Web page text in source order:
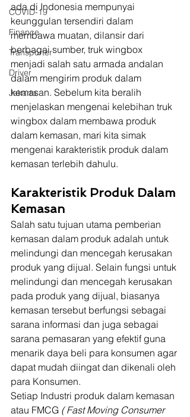
COVID-19
Finance
Transporter
Driver
Jakarta
ada di Indonesia mempunyai
keunggulan tersendiri dalam
membawa muatan, dilansir dari
berbagai sumber, truk wingbox
menjadi salah satu armada andalan
dalam mengirim produk dalam
kemasan. Sebelum kita beralih
menjelaskan mengenai kelebihan truk
wingbox dalam membawa produk
dalam kemasan, mari kita simak
mengenai karakteristik produk dalam
kemasan terlebih dahulu.
Karakteristik Produk Dalam
Kemasan
Salah satu tujuan utama pemberian
kemasan dalam produk adalah untuk
melindungi dan mencegah kerusakan
produk yang dijual. Selain fungsi untuk
melindungi dan mencegah kerusakan
pada produk yang dijual, biasanya
kemasan tersebut berfungsi sebagai
sarana informasi dan juga sebagai
sarana pemasaran yang efektif guna
menarik daya beli para konsumen agar
dapat mudah diingat dan dikenali oleh
para Konsumen.
Setiap Industri produk dalam kemasan
atau FMCG ( Fast Moving Consumer